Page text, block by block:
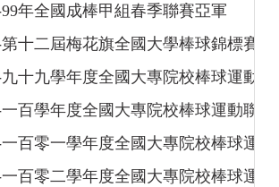
年全國成棒甲組春季聯賽亞軍
第十二屆梅花旗全國大學棒球錦標賽亞
九十九學年度全國大專院校棒球運動
一百學年度全國大專院校棒球運動聯
一百零一學年度全國大專院校棒球運
一百零二學年度全國大專院校棒球運